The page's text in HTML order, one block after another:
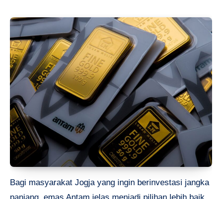
Bagi masyarakat Jogja yang ingin berinvestasi jangka